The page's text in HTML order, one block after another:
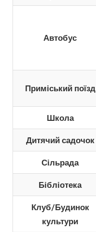
Автобус
Приміський поїзд
Школа
Дитячий садочок
Сільрада
Бібліотека
Клуб/Будинок
культури